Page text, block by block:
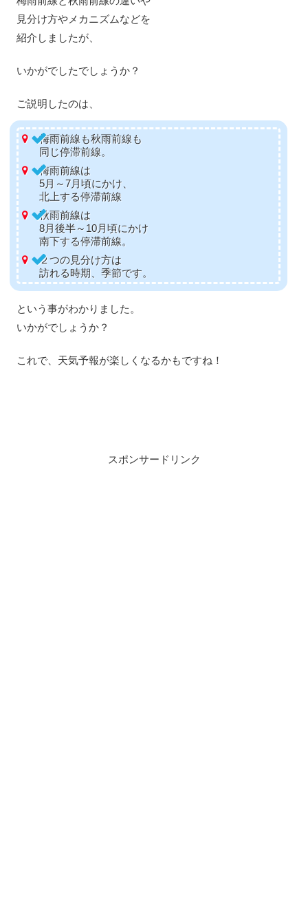
見分け方やメカニズムなどを
紹介しましたが、
いかがでしたでしょうか？
ご説明したのは、
梅雨前線も秋雨前線も
同じ停滞前線。
梅雨前線は
5月～7月頃にかけ、
北上する停滞前線
秋雨前線は
8月後半～10月頃にかけ
南下する停滞前線。
２つの見分け方は
訪れる時期、季節です。
という事がわかりました。
いかがでしょうか？
これで、天気予報が楽しくなるかもですね！
スポンサードリンク